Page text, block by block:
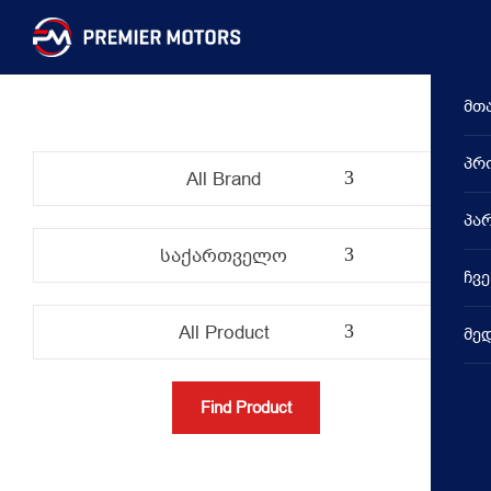
All Brand
საქართველო
All Product